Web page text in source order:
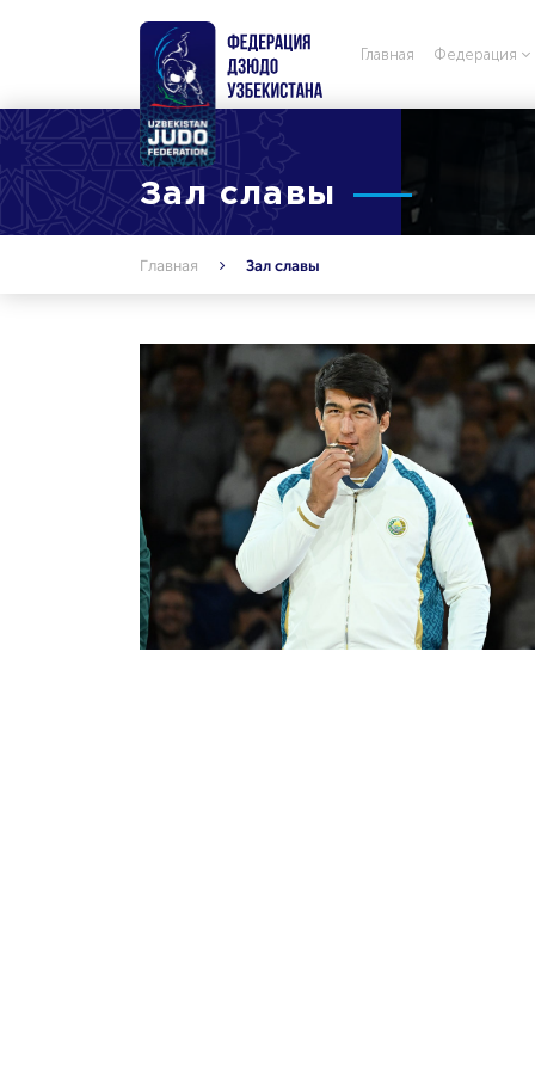
Главная Федерация
Зал славы
Главная Зал славы